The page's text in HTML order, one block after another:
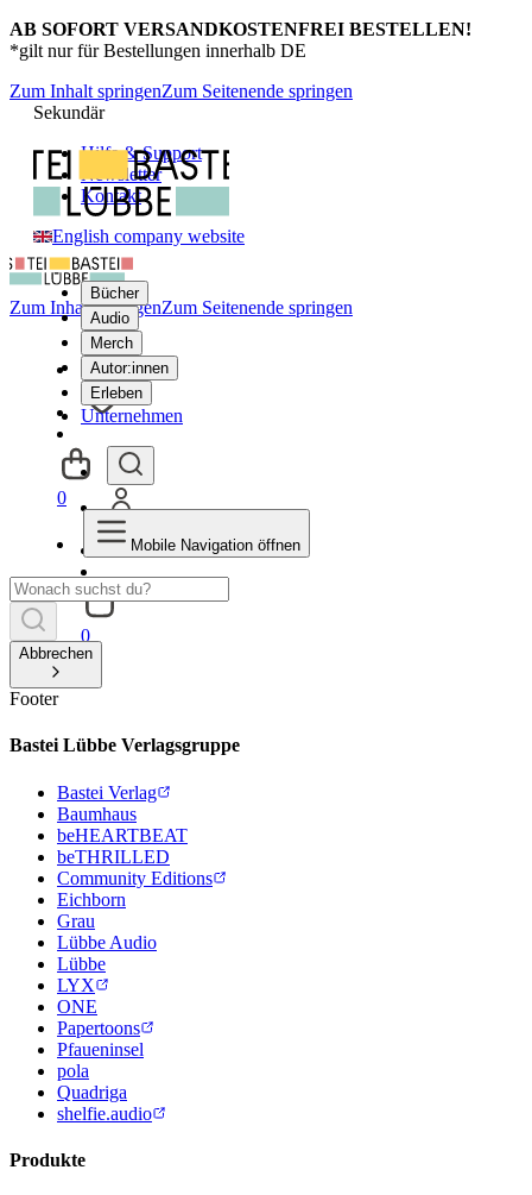
AB SOFORT VERSANDKOSTENFREI BESTELLEN!
*gilt nur für Bestellungen innerhalb DE
Zum Inhalt springenZum Seitenende springen
Sekundär
Hilfe & Support
Newsletter
Kontakt
English company website
Bücher
Audio
Merch
Autor:innen
Erleben
Unternehmen
0
Zum Inhalt springenZum Seitenende springen
0
Mobile Navigation öffnen
Abbrechen
Footer
Bastei Lübbe Verlagsgruppe
Bastei Verlag
Baumhaus
beHEARTBEAT
beTHRILLED
Community Editions
Eichborn
Grau
Lübbe Audio
Lübbe
LYX
ONE
Papertoons
Pfaueninsel
pola
Quadriga
shelfie.audio
Produkte